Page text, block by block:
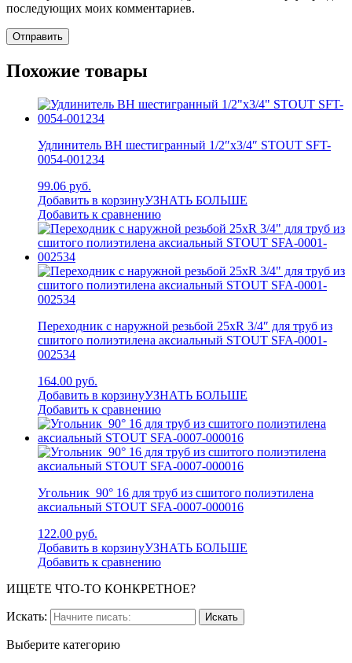
последующих моих комментариев.
Похожие товары
Удлинитель ВН шестигранный 1/2″x3/4″ STOUT SFT-
0054-001234
99.06 руб.
Добавить в корзинуУЗНАТЬ БОЛЬШЕ
Добавить к сравнению
Переходник с наружной резьбой 25xR 3/4″ для труб из
сшитого полиэтилена аксиальный STOUT SFA-0001-
002534
164.00 руб.
Добавить в корзинуУЗНАТЬ БОЛЬШЕ
Добавить к сравнению
Угольник 90° 16 для труб из сшитого полиэтилена
аксиальный STOUT SFA-0007-000016
122.00 руб.
Добавить в корзинуУЗНАТЬ БОЛЬШЕ
Добавить к сравнению
ИЩЕТЕ ЧТО-ТО КОНКРЕТНОЕ?
Искать:
Выберите категорию